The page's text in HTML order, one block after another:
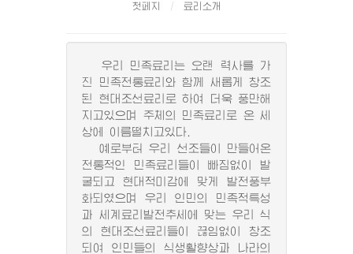
첫페지 료리소개
우리 민족료리는 오랜 력사를 가
진 민족전통료리와 함께 새롭게 창조
된 현대조선료리로 하여 더욱 풍만해
지고있으며 주체의 민족료리로 온 세
상에 이름떨치고있다.
예로부터 우리 선조들이 만들어온
전통적인 민족료리들이 빠짐없이 발
굴되고 현대적미감에 맞게 발전풍부
화되였으며 우리 인민의 민족적특성
과 세계료리발전추세에 맞는 우리 식
의 현대조선료리들이 끊임없이 창조
되여 인민들의 식생활향상과 나라의